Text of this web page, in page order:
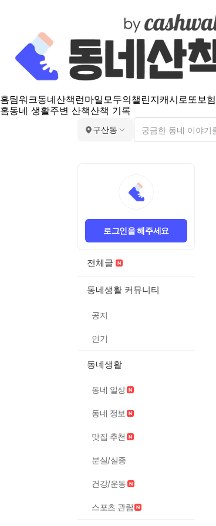
홈팀워크동네산책 런마일모두의챌린지캐시로또보험
홈동네 생활주변 산책산책 기록
구산동
로그인을 해주세요
전체글
동네생활 커뮤니티
공지
인기
동네생활
동네 일상
동네 정보
맛집 추천
분실/실종
건강/운동
스포츠 관람